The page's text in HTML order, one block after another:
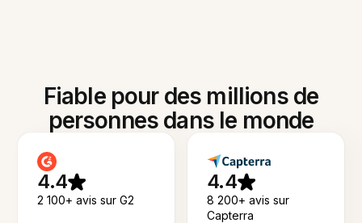
Fiable pour des millions de
personnes dans le monde
4.4
2 100+ avis sur G2
4.4
8 200+ avis sur
Capterra